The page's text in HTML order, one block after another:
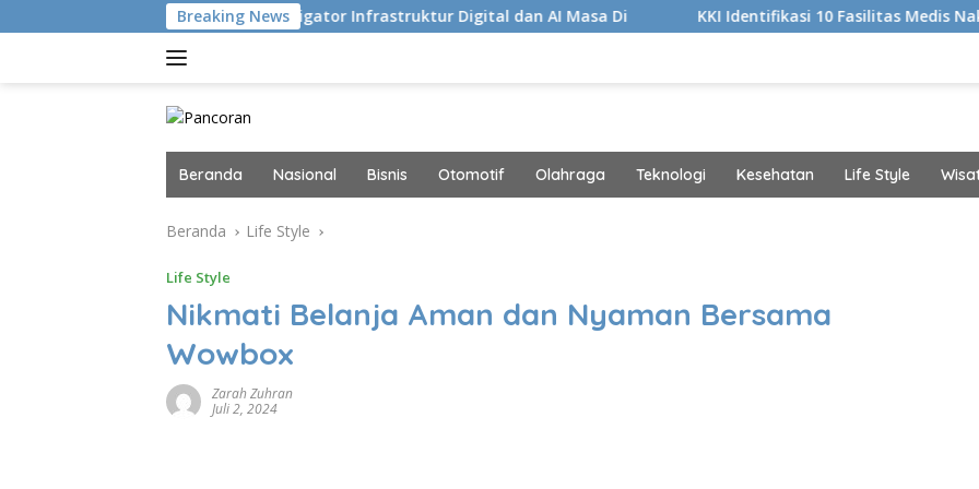
ke
Breaking News
Navigator Infrastruktur Digital dan AI Masa Di KKI Identifikasi 10 Fasilitas Medis Nakes yang
Beranda Nasional Bisnis Otomotif Olahraga Teknologi Kesehatan Life Style
Beranda Life Style
Life Style
Nikmati Belanja Aman dan Nyaman Bersama
Wowbox
Zarah Zuhran
Juli 2, 2024